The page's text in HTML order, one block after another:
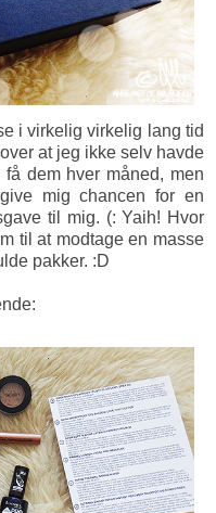
i virkelig virkelig lang tid
at jeg ikke selv havde
dem hver måned, men
mig chancen for en
til mig. (: Yaih! Hvor
til at modtage en masse
pakker. :D